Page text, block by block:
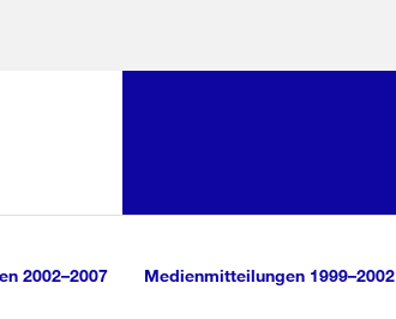
2002–2007 Medienmitteilungen 1999–2002